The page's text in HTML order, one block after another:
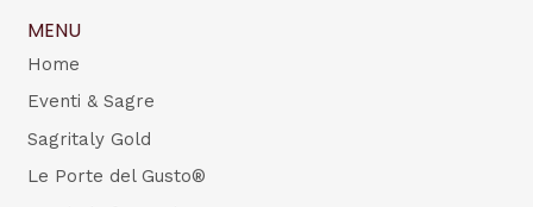
MENU
Home
Eventi & Sagre
Sagritaly Gold
Le Porte del Gusto®